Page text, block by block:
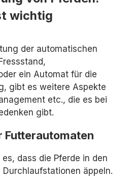
wichtig
der automatischen
ein Automat für die
gibt es weitere Aspekte
etc., die es bei
gibt.
Futterautomaten
dass die Pferde in den
Durchlaufstationen äppeln.